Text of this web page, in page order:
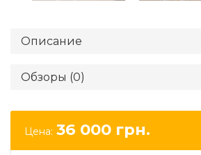
Описание
Обзоры (0)
Цена: 36 000 грн.